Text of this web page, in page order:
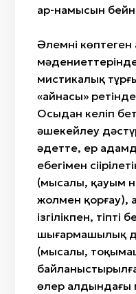
ар-намысын
Әлемнің
мистикалық
«айнасы»
Осыдан келіп
әшекейлеу
әдетте, ер
еңбегімен
(мысалы, қауым
жолмен қорғау),
ізгілікпен, тіпті
шығармашылық
(мысалы,
өлер алдындағы